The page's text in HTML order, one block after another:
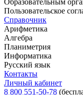
Образовательным
Пользовательское
Справочник
Арифметика
Алгебра
Планиметрия
Информатика
Русский язык
Контакты
Личный кабинет
8 800 551-50-78